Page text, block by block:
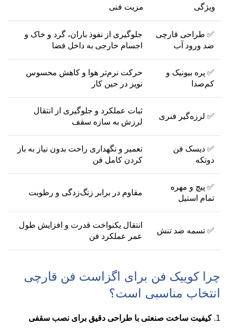
ویژگی مزیت فنی
✅ طراحی قارچی
ضد ورود آب
جلوگیری از نفوذ باران، گرد و خاک و
اجسام خارجی به داخل فضا
✅ پره بیونیک و
کم‌صدا
حرکت نرم‌تر هوا و کاهش محسوس
نویز در حین کار
✅ لرزه‌گیر فنری
ثبات عملکرد و جلوگیری از انتقال
لرزش به سازه سقف
✅ دیسک فن
دوتکه
تعمیر و نگهداری راحت بدون نیاز به باز
کردن کامل فن
✅ پیچ و مهره
تمام استیل
مقاوم در برابر زنگ‌زدگی و رطوبت
✅ تسمه ضد تنش
انتقال یکنواخت قدرت و افزایش طول
عمر عملکرد فن
چرا کوییک فن برای اگزاست فن قارچی
انتخاب مناسبی است؟
کیفیت ساخت صنعتی با طراحی دقیق برای نصب سقفی